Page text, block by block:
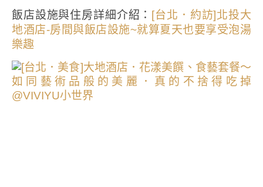
飯店設施與住房詳細介紹： [台北．約訪]北投大
地酒店-房間與飯店設施~就算夏天也要享受泡湯
樂趣